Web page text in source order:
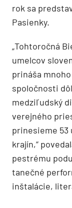
rok sa
Pasienky.
„Tohtoročná
umelcov
prináša
spoločnosti
medziľudský
verejného
prinesieme 53
krajín,“
pestrému
tanečné
inštalácie,